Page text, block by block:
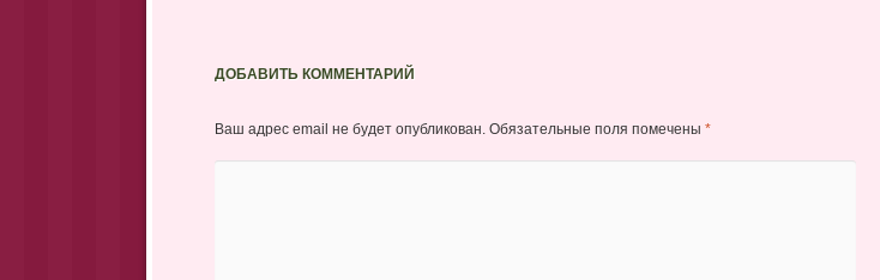
ДОБАВИТЬ КОММЕНТАРИЙ
Ваш адрес email не будет опубликован. Обязательные поля помечены *